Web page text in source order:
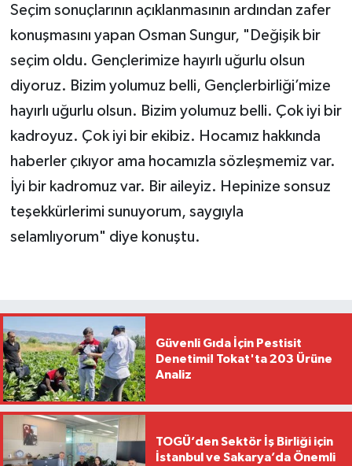
Seçim sonuçlarının açıklanmasının ardından zafer
konuşmasını yapan Osman Sungur, "Değişik bir
seçim oldu. Gençlerimize hayırlı uğurlu olsun
diyoruz. Bizim yolumuz belli, Gençlerbirliği’mize
hayırlı uğurlu olsun. Bizim yolumuz belli. Çok iyi bir
kadroyuz. Çok iyi bir ekibiz. Hocamız hakkında
haberler çıkıyor ama hocamızla sözleşmemiz var.
İyi bir kadromuz var. Bir aileyiz. Hepinize sonsuz
teşekkürlerimi sunuyorum, saygıyla
selamlıyorum" diye konuştu.
Güvenli Gıda İçin Pestisit
Denetimi! Tokat'ta 203 Ürüne
Analiz
TOGÜ’den Sektör İş Birliği için
İstanbul ve Sakarya’da Önemli